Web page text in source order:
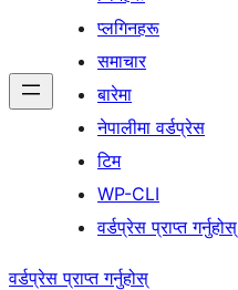
प्लगिनहरू
समाचार
बारेमा
नेपालीमा वर्डप्रेस
टिम
WP-CLI
वर्डप्रेस प्राप्त गर्नुहोस्
वर्डप्रेस प्राप्त गर्नुहोस्